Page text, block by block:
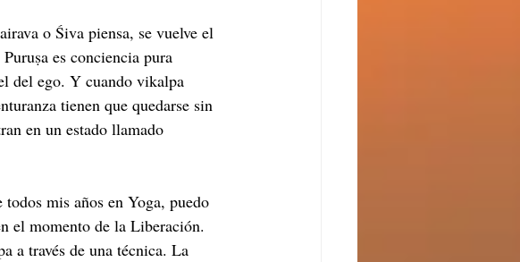
o Śiva piensa, se vuelve el
es conciencia pura
del ego. Y cuando vikalpa
tienen que quedarse sin
en un estado llamado
mis años en Yoga, puedo
el momento de la Liberación.
a través de una técnica. La